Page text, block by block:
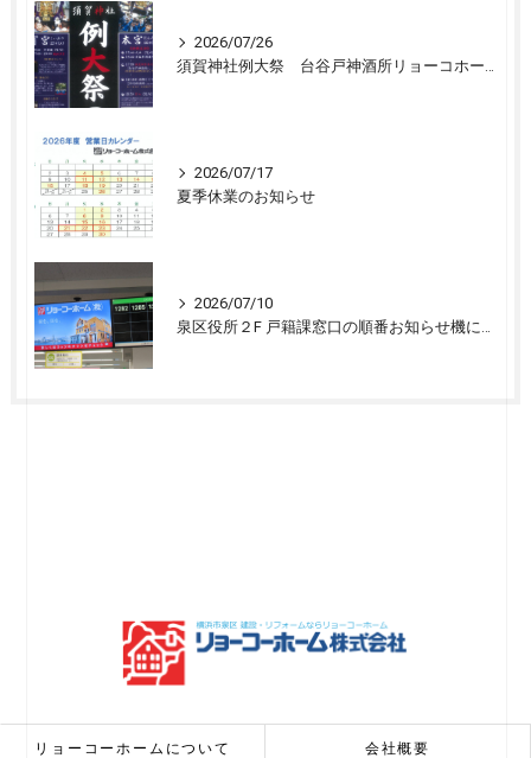
2026/07/26
須賀神社例大祭 台谷戸神酒所リョーコホーム前に設置 担渡御出発
2026/07/17
夏季休業のお知らせ
2026/07/10
泉区役所２F 戸籍課窓口の順番お知らせ機に宣伝広告を開始しました
リョーコーホームについて 会社概要